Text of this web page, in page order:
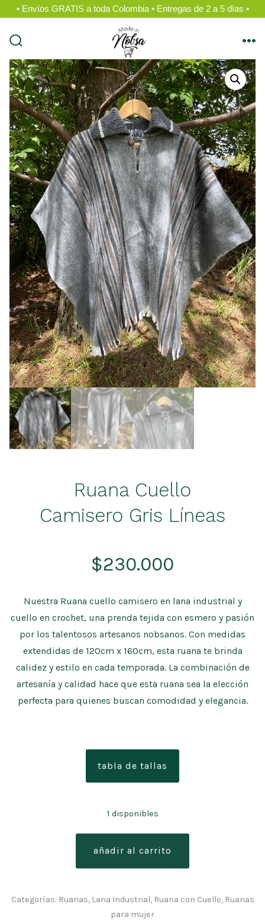
• Envíos GRATIS a toda Colombia • Entregas de 2 a 5 días •
contenido
la
búsqueda
Ruana Cuello
Camisero Gris Líneas
$230.000
Nuestra Ruana cuello camisero en lana industrial y
cuello en crochet, una prenda tejida con esmero y pasión
por los talentosos artesanos nobsanos. Con medidas
extendidas de 120cm x 160cm, esta ruana te brinda
calidez y estilo en cada temporada. La combinación de
artesanía y calidad hace que esta ruana sea la elección
perfecta para quienes buscan comodidad y elegancia.
tabla de tallas
1 disponibles
cantidad
añadir al carrito
Categorías: Ruanas, Lana Industrial, Ruana con Cuello, Ruanas
para mujer